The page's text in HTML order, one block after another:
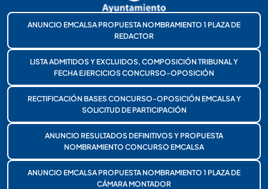
ANUNCIO EMCALSA PROPUESTA NOMBRAMIENTO 1 PLAZA DE
REDACTOR
LISTA ADMITIDOS Y EXCLUIDOS, COMPOSICIÓN TRIBUNAL Y
FECHA EJERCICIOS CONCURSO-OPOSICIÓN
RECTIFICACIÓN BASES CONCURSO-OPOSICIÓN EMCALSA Y
SOLICITUD DE PARTICIPACIÓN
ANUNCIO RESULTADOS DEFINITIVOS Y PROPUESTA
NOMBRAMIENTO CONCURSO EMCALSA
ANUNCIO EMCALSA PROPUESTA NOMBRAMIENTO 1 PLAZA DE
CÁMARA MONTADOR